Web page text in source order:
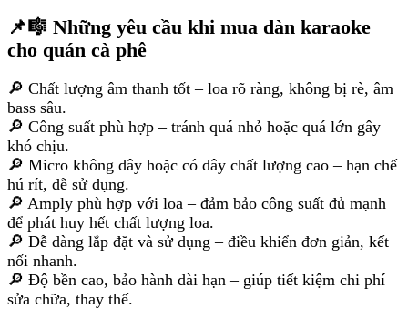
📌🎼 Những yêu cầu khi mua dàn karaoke
cho quán cà phê
🔎 Chất lượng âm thanh tốt – loa rõ ràng, không bị rè, âm
bass sâu.
🔎 Công suất phù hợp – tránh quá nhỏ hoặc quá lớn gây
khó chịu.
🔎 Micro không dây hoặc có dây chất lượng cao – hạn chế
hú rít, dễ sử dụng.
🔎 Amply phù hợp với loa – đảm bảo công suất đủ mạnh
để phát huy hết chất lượng loa.
🔎 Dễ dàng lắp đặt và sử dụng – điều khiển đơn giản, kết
nối nhanh.
🔎 Độ bền cao, bảo hành dài hạn – giúp tiết kiệm chi phí
sửa chữa, thay thế.